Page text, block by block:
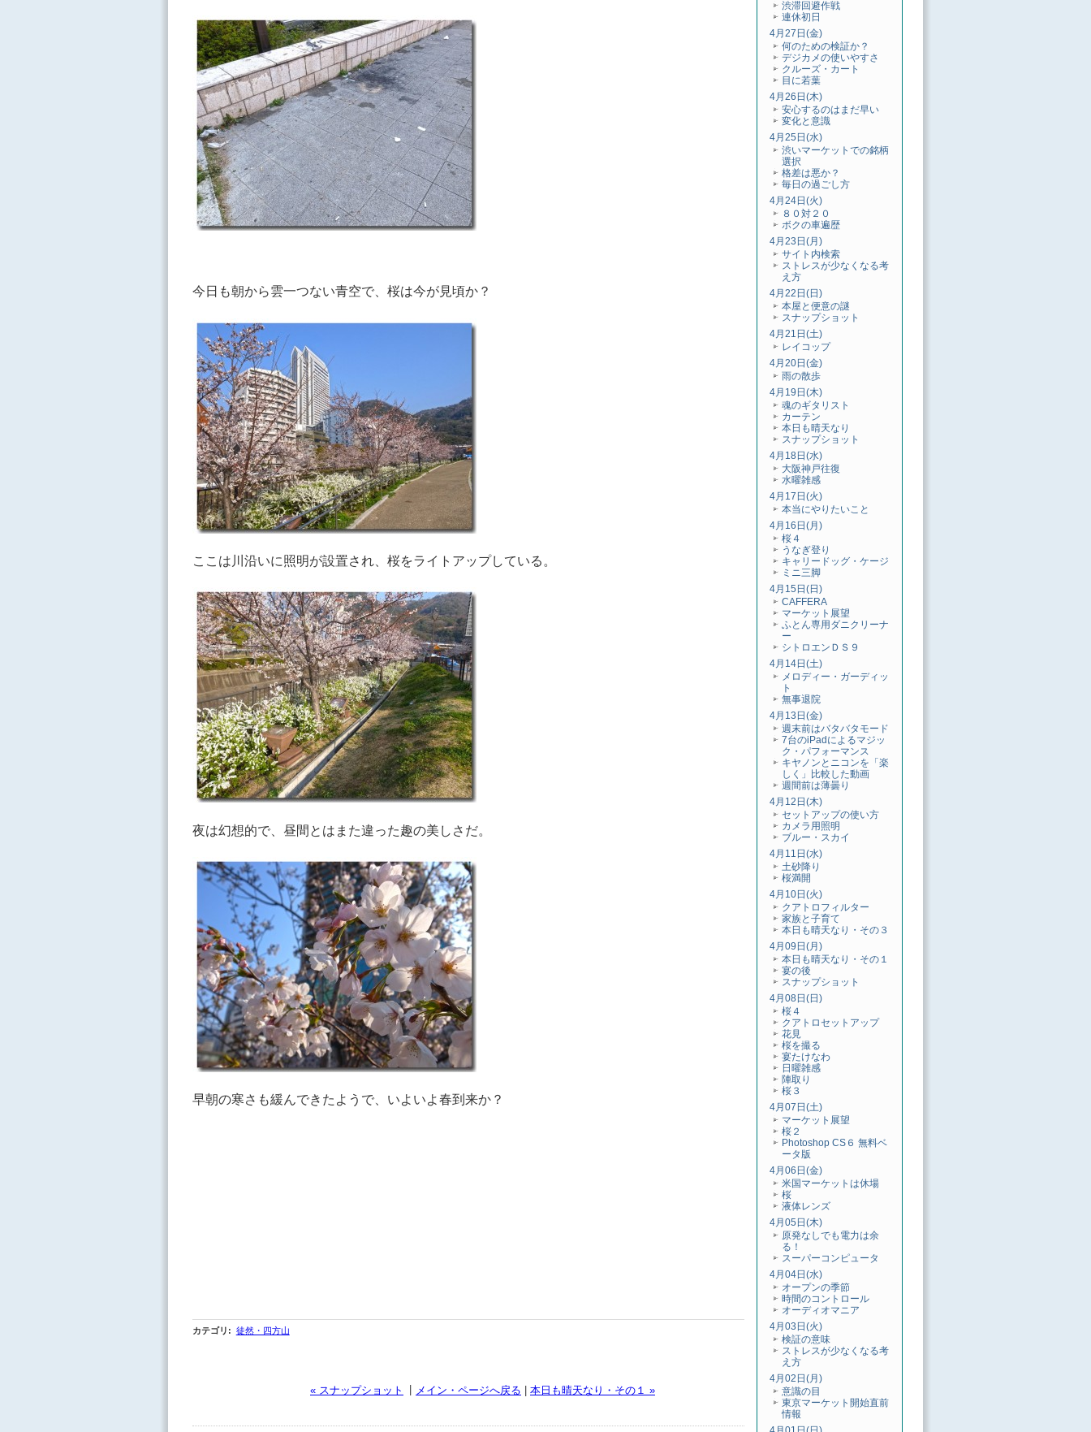
今日も朝から雲一つない青空で、桜は今が見頃か？
ここは川沿いに照明が設置され、桜をライトアップしている。
夜は幻想的で、昼間とはまた違った趣の美しさだ。
早朝の寒さも緩んできたようで、いよいよ春到来か？
カテゴリ : 徒然・四方山
« スナップショット メイン・ページへ戻る 本日も晴天なり・その１ »
渋滞回避作戦
連休初日
4月27日(金)
何のための検証か？
デジカメの使いやすさ
クルーズ・カート
目に若葉
4月26日(木)
安心するのはまだ早い
変化と意識
4月25日(水)
渋いマーケットでの銘柄
選択
格差は悪か？
毎日の過ごし方
4月24日(火)
８０対２０
ボクの車遍歴
4月23日(月)
サイト内検索
ストレスが少なくなる考
え方
4月22日(日)
本屋と便意の謎
スナップショット
4月21日(土)
レイコップ
4月20日(金)
雨の散歩
4月19日(木)
魂のギタリスト
カーテン
本日も晴天なり
スナップショット
4月18日(水)
大阪神戸往復
水曜雑感
4月17日(火)
本当にやりたいこと
4月16日(月)
桜４
うなぎ登り
キャリードッグ・ケージ
ミニ三脚
4月15日(日)
CAFFERA
マーケット展望
ふとん専用ダニクリーナ
ー
シトロエンＤＳ９
4月14日(土)
メロディー・ガーディッ
ト
無事退院
4月13日(金)
週末前はバタバタモード
7台のiPadによるマジッ
ク・パフォーマンス
キヤノンとニコンを「楽
しく」比較した動画
週間前は薄曇り
4月12日(木)
セットアップの使い方
カメラ用照明
ブルー・スカイ
4月11日(水)
土砂降り
桜満開
4月10日(火)
クアトロフィルター
家族と子育て
本日も晴天なり・その３
4月09日(月)
本日も晴天なり・その１
宴の後
スナップショット
4月08日(日)
桜４
クアトロセットアップ
花見
桜を撮る
宴たけなわ
日曜雑感
陣取り
桜３
4月07日(土)
マーケット展望
桜２
Photoshop CS６ 無料ベ
ータ版
4月06日(金)
米国マーケットは休場
桜
液体レンズ
4月05日(木)
原発なしでも電力は余
る！
スーパーコンピュータ
4月04日(水)
オープンの季節
時間のコントロール
オーディオマニア
4月03日(火)
検証の意味
ストレスが少なくなる考
え方
4月02日(月)
意識の目
東京マーケット開始直前
情報